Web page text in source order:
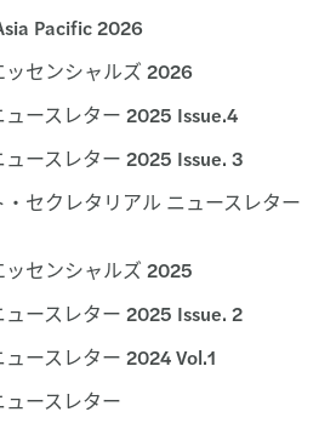
Pacific 2026
ッセンシャルズ 2026
ュースレター 2025 Issue.4
ュースレター 2025 Issue. 3
・セクレタリアル ニュースレター
ッセンシャルズ 2025
ュースレター 2025 Issue. 2
ースレター 2024 Vol.1
ースレター